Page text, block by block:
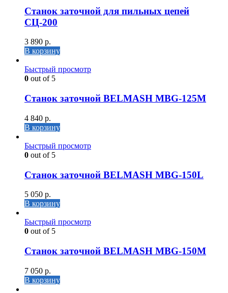
Станок заточной для пильных цепей
СЦ-200
3 890 р.
В корзину
Быстрый просмотр
0 out of 5
Станок заточной BELMASH MBG-125M
4 840 р.
В корзину
Быстрый просмотр
0 out of 5
Станок заточной BELMASH MBG-150L
5 050 р.
В корзину
Быстрый просмотр
0 out of 5
Станок заточной BELMASH MBG-150M
7 050 р.
В корзину